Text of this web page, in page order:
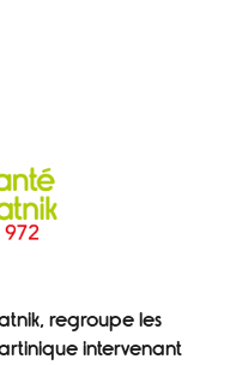
regroupe les
intervenant